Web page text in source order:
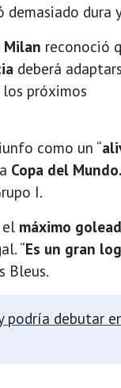
demasiado dura
Milan reconoció
deberá
los próximos
como un “
Copa del Mundo.
I.
el máximo
“Es un gran
Bleus.
podría debutar